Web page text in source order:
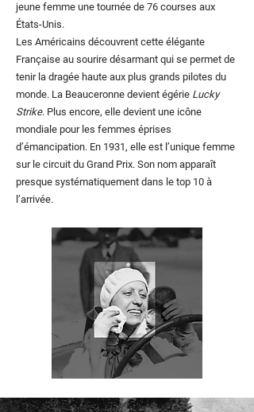
jeune femme une tournée de 76 courses aux
États-Unis.
Les Américains découvrent cette élégante
Française au sourire désarmant qui se permet de
tenir la dragée haute aux plus grands pilotes du
monde. La Beauceronne devient égérie Lucky
Strike. Plus encore, elle devient une icône
mondiale pour les femmes éprises
d’émancipation. En 1931, elle est l’unique femme
sur le circuit du Grand Prix. Son nom apparaît
presque systématiquement dans le top 10 à
l’arrivée.